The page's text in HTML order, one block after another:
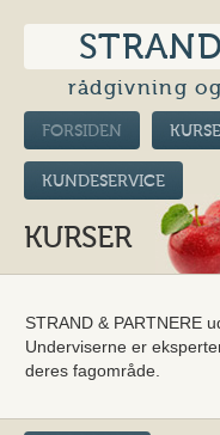
rådgivning
FORSIDEN
KUNDESERVICE
KURSER
STRAND & PARTNERE
Underviserne er
deres fagområde.